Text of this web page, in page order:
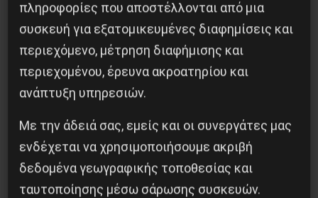
Βλαντίμιρ Τριανταφίλοφ: ο Ελληνοπόντιος
στρατιωτικός εγκέφαλος του Κόκκινου
8 Αυγούστου 2026
πληροφορίες που αποστέλλονται από μια
συσκευή για εξατομικευμένες διαφημίσεις και
περιεχόμενο, μέτρηση διαφήμισης και
περιεχομένου, έρευνα ακροατηρίου και
ανάπτυξη υπηρεσιών.
Με την άδειά σας, εμείς και οι συνεργάτες μας
ενδέχεται να χρησιμοποιήσουμε ακριβή
δεδομένα γεωγραφικής τοποθεσίας και
ταυτοποίησης μέσω σάρωσης συσκευών.